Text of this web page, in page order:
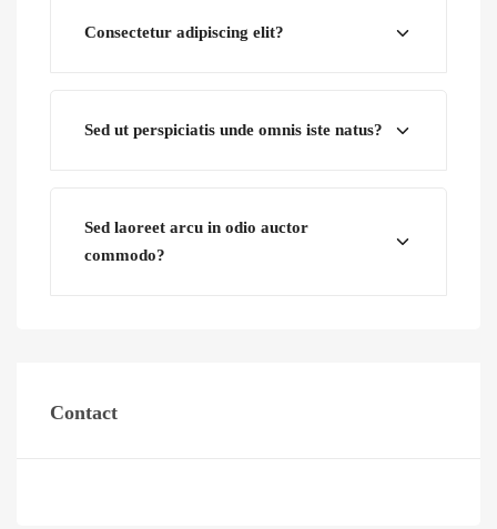
Consectetur adipiscing elit?
Sed ut perspiciatis unde omnis iste natus?
Sed laoreet arcu in odio auctor
commodo?
Contact